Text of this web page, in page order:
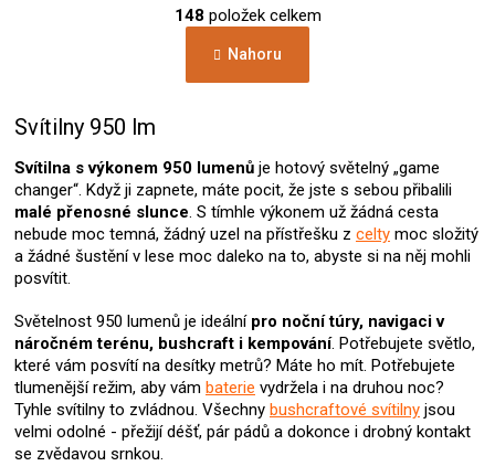
v
á
d
p
r
v
k
y
v
p
i
s
u
á
n
k
v
148 položek celkem
Nahoru
Svítilny 950 lm
Svítilna s výkonem 950 lumenů je hotový světelný „game
changer“. Když ji zapnete, máte pocit, že jste s sebou přibalili
malé přenosné slunce. S tímhle výkonem už žádná cesta
nebude moc temná, žádný uzel na přístřešku z celty moc složitý
a žádné šustění v lese moc daleko na to, abyste si na něj mohli
posvítit.
Světelnost 950 lumenů je ideální pro noční túry, navigaci v
náročném terénu, bushcraft i kempování. Potřebujete světlo,
které vám posvítí na desítky metrů? Máte ho mít. Potřebujete
tlumenější režim, aby vám baterie vydržela i na druhou noc?
Tyhle svítilny to zvládnou. Všechny bushcraftové svítilny jsou
velmi odolné - přežijí déšť, pár pádů a dokonce i drobný kontakt
se zvědavou srnkou.